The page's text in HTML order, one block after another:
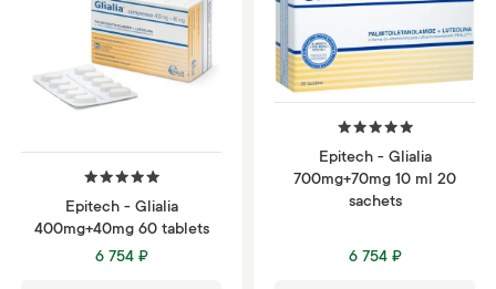
Epitech - Glialia
400mg+40mg 60 tablets
6 754 ₽
Epitech - Glialia
700mg+70mg 10 ml 20
sachets
6 754 ₽